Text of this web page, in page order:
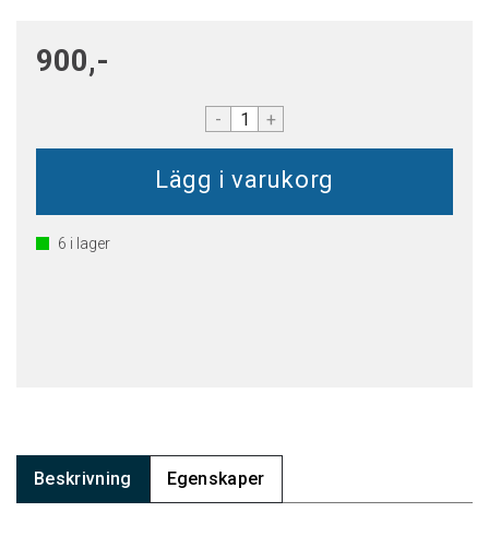
900,-
- +
6 i lager
Beskrivning Egenskaper